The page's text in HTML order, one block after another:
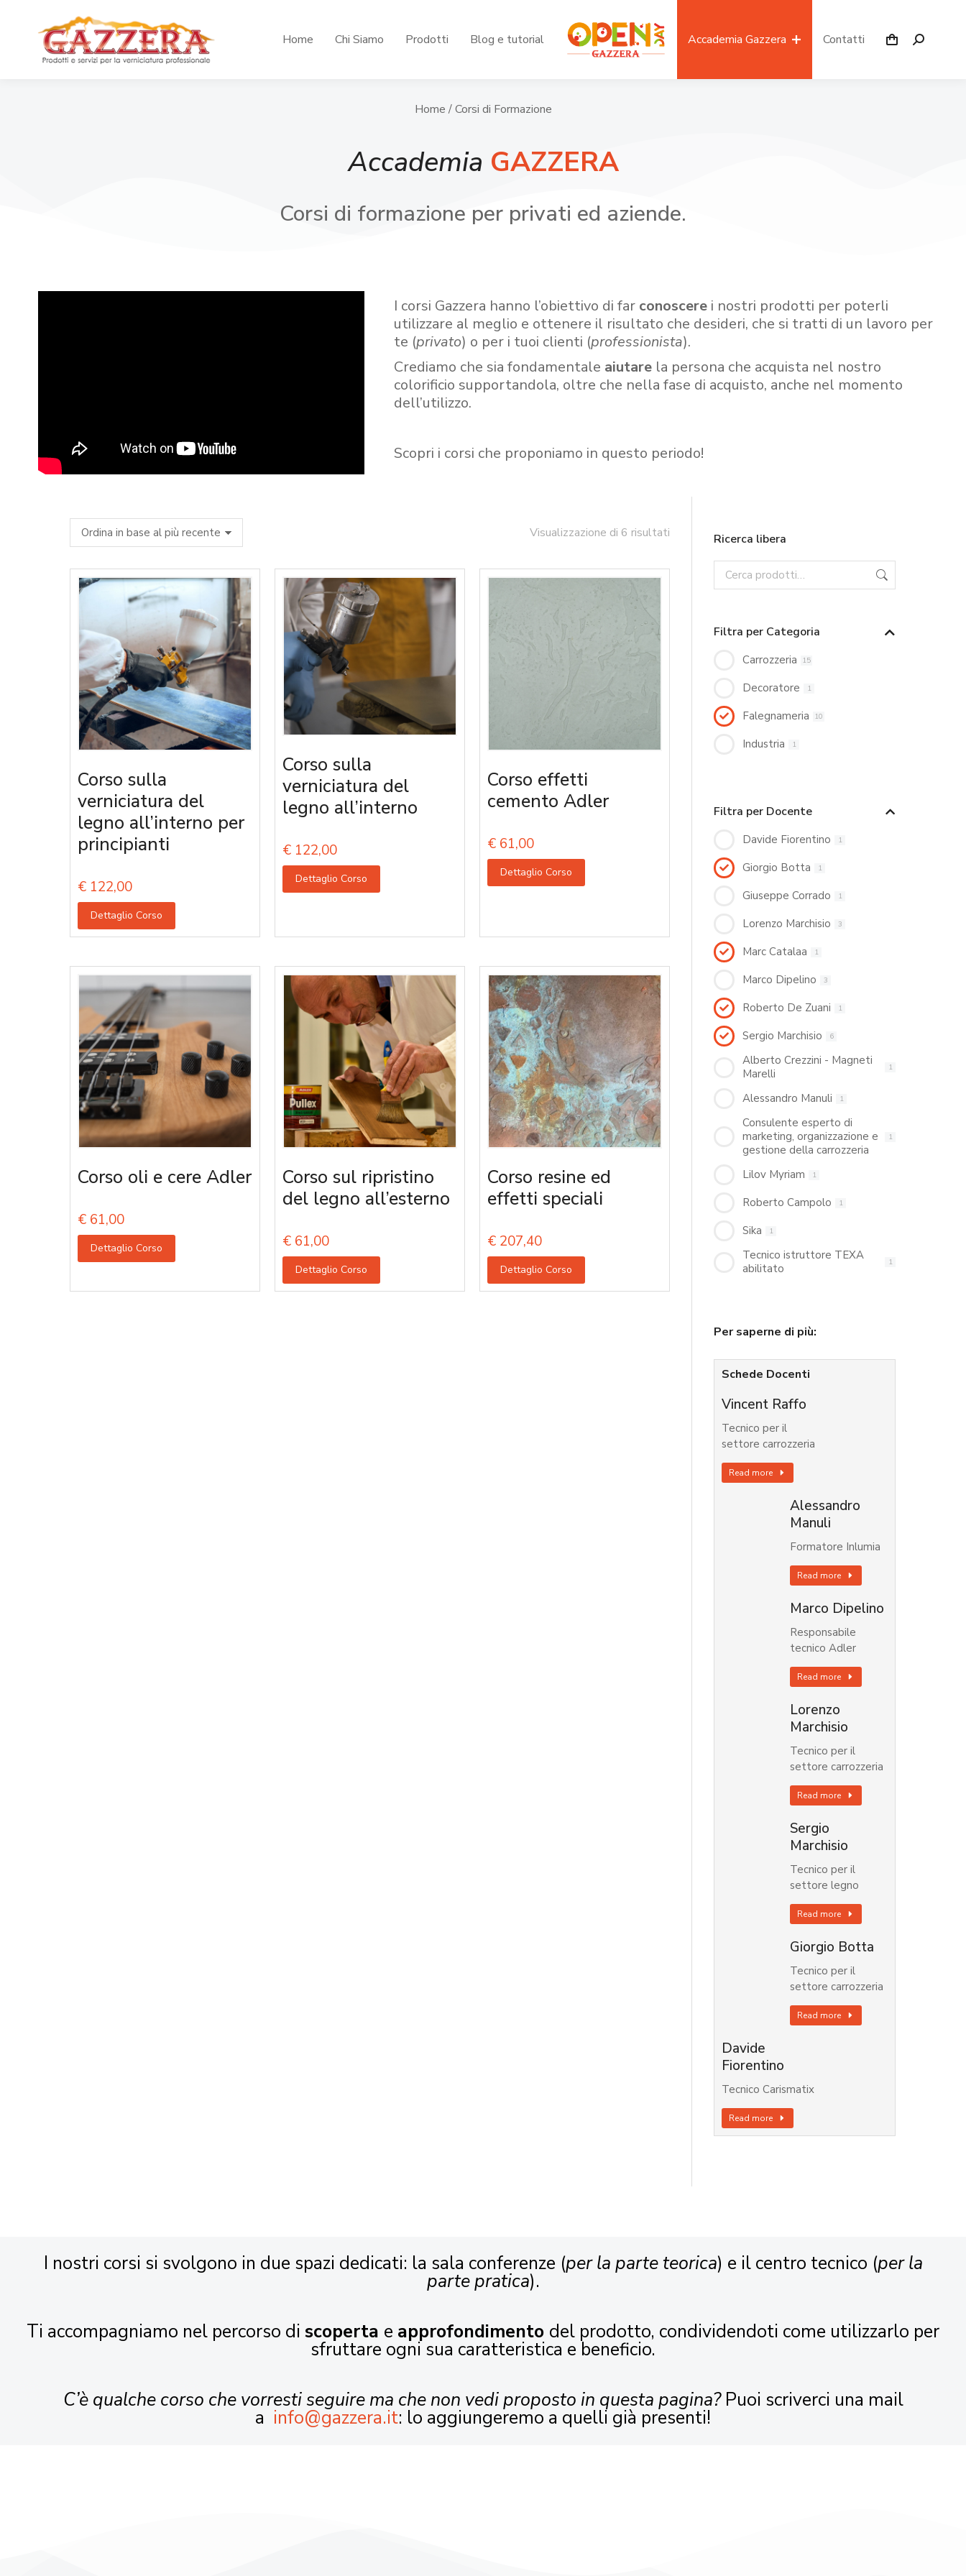
Home Chi Siamo Prodotti Blog e tutorial Accademia Gazzera Contatti
Home / Corsi di Formazione
Accademia GAZZERA
Corsi di formazione per privati ed aziende.
I corsi Gazzera hanno l’obiettivo di far conoscerei nostri prodotti per poterli
utilizzare al meglio e ottenere il risultato che desideri, che si tratti di un lavoro per
te (privato) o per i tuoi clienti (professionista).
Crediamo che sia fondamentale aiutare la persona che acquista nel nostro
colorificio supportandola, oltre che nella fase di acquisto, anche nel momento
dell’utilizzo.
Scopri i corsi che proponiamo in questo periodo!
Visualizzazione di 6 risultati
Corso sulla
verniciatura del
legno all’interno per
principianti
€ 122,00
Dettaglio Corso
Corso sulla
verniciatura del
legno all’interno
€ 122,00
Dettaglio Corso
Corso effetti
cemento Adler
€ 61,00
Dettaglio Corso
Corso oli e cere Adler
€ 61,00
Dettaglio Corso
Corso sul ripristino
del legno all’esterno
€ 61,00
Dettaglio Corso
Corso resine ed
effetti speciali
€ 207,40
Dettaglio Corso
Ricerca libera
Filtra per Categoria
Carrozzeria 15
Decoratore 1
Falegnameria 10
Industria 1
Filtra per Docente
Davide Fiorentino 1
Giorgio Botta 1
Giuseppe Corrado 1
Lorenzo Marchisio 3
Marc Catalaa 1
Marco Dipelino 3
Roberto De Zuani 1
Sergio Marchisio 6
Alberto Crezzini - Magneti
Marelli
1
Alessandro Manuli 1
Consulente esperto di
marketing, organizzazione e
gestione della carrozzeria
1
Lilov Myriam 1
Roberto Campolo 1
Sika 1
Tecnico istruttore TEXA
abilitato
1
Per saperne di più:
Schede Docenti
Vincent Raffo
Tecnico per il
settore carrozzeria
Read more
Alessandro
Manuli
Formatore Inlumia
Read more
Marco Dipelino
Responsabile
tecnico Adler
Read more
Lorenzo
Marchisio
Tecnico per il
settore carrozzeria
Read more
Sergio
Marchisio
Tecnico per il
settore legno
Read more
Giorgio Botta
Tecnico per il
settore carrozzeria
Read more
Davide
Fiorentino
Tecnico Carismatix
Read more
I nostri corsi si svolgono in due spazi dedicati: la sala conferenze (per la parte teorica) e il centro tecnico (per la
parte pratica).
Ti accompagniamo nel percorso di scoperta e approfondimento del prodotto, condividendoti come utilizzarlo per
sfruttare ogni sua caratteristica e beneficio.
C’è qualche corso che vorresti seguire ma che non vedi proposto in questa pagina?Puoi scriverci una mail
a info@gazzera.it: lo aggiungeremo a quelli già presenti!